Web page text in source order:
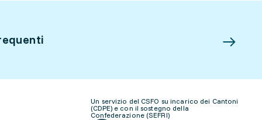
Un servizio del CSFO su incarico dei Cantoni
(CDPE) e con il sostegno della
Confederazione (SEFRI)